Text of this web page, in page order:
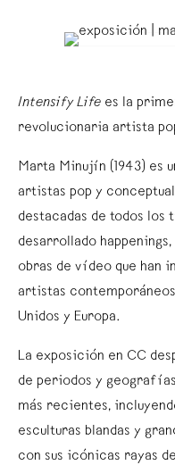
Intensify Life es la
revolucionaria artista
Marta Minujín (1943) es
artistas pop y
destacadas de todos los
desarrollado
obras de vídeo que han
artistas
Unidos y Europa.
La exposición en CC
de periodos y
más recientes,
esculturas blandas y
con sus icónicas rayas